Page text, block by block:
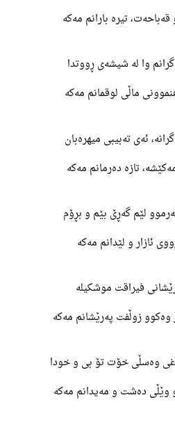
تیرە بارانم مەکە
وا لە شیشەی ڕووتدا
ماڵی لوقمانم مەکە
ئەی تەبیبی میهرەبان
تازە دەرمانم مەکە
لێم گەڕێ بێم و بڕۆم
ئازار و لێدانم مەکە
فیراقت موشکیلە
زوڵفت پەرێشانم مەکە
وەسڵی خۆت تۆ بی و خودا
دەشت و مەیدانم مەکە